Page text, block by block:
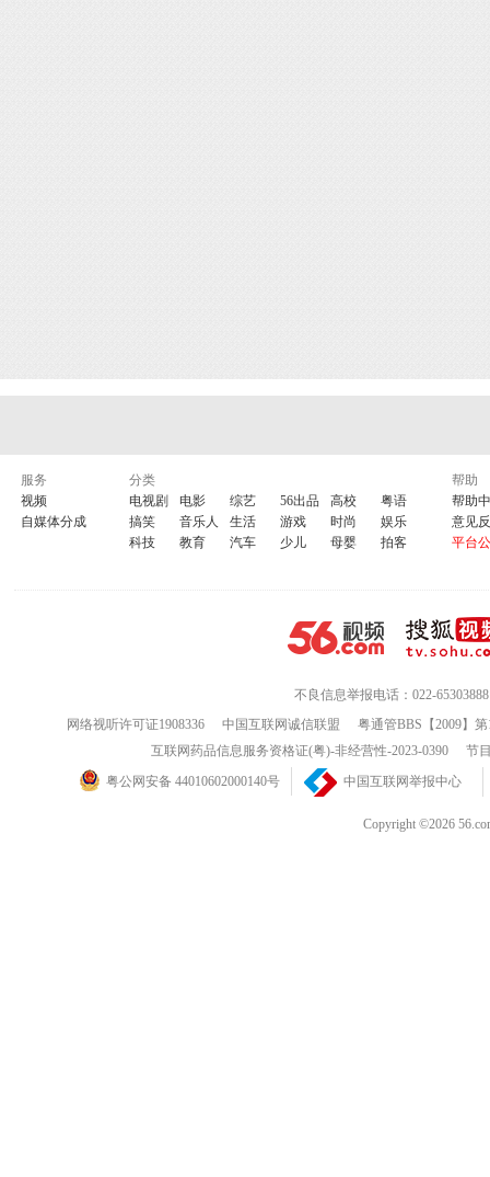
服务
视频
自媒体分成
分类
电视剧
电影 综艺 56出品 高校
粤语
搞笑
音乐人 生活 游戏 时尚
娱乐
科技
教育 汽车 少儿 母婴 拍客
帮助
帮助
意见
平台
不良信息举报电话：022-65303888
网络视听许可证1908336
中国互联网诚信联盟
粤通管BBS【2009】
互联网药品信息服务资格证(粤)-非经营性-2023-0390
节
粤公网安备 44010602000140号
中国互联网举报中心
Copyright ©2026